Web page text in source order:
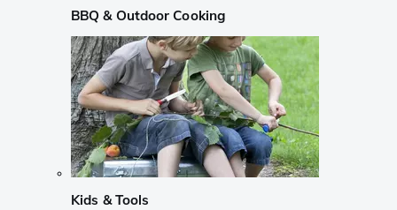
BBQ & Outdoor Cooking
Kids & Tools